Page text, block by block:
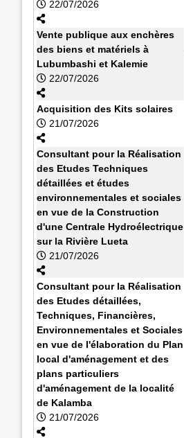
22/07/2026
Vente publique aux enchères
des biens et matériels à
Lubumbashi et Kalemie
22/07/2026
Acquisition des Kits solaires
21/07/2026
Consultant pour la Réalisation
des Etudes Techniques
détaillées et études
environnementales et sociales
en vue de la Construction
d'une Centrale Hydroélectrique
sur la Rivière Lueta
21/07/2026
Consultant pour la Réalisation
des Etudes détaillées,
Techniques, Financières,
Environnementales et Sociales
en vue de l'élaboration du Plan
local d'aménagement et des
plans particuliers
d'aménagement de la localité
de Kalamba
21/07/2026